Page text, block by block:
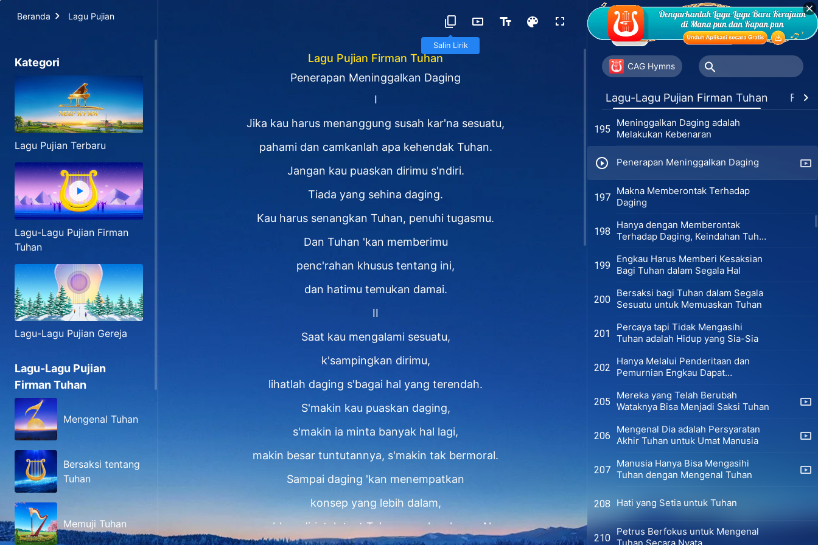
Beranda Lagu Pujian
Salin Lirik
Kategori
Lagu Pujian Terbaru
Lagu-Lagu Pujian Firman
Tuhan
Lagu-Lagu Pujian Gereja
Lagu-Lagu Pujian
Firman Tuhan
Mengenal Tuhan
Bersaksi tentang
Tuhan
Memuji Tuhan
Lagu Pujian Firman Tuhan
Penerapan Meninggalkan Daging
I
Jika kau harus menanggung susah kar'na sesuatu,
pahami dan camkanlah apa kehendak Tuhan.
Jangan kau puaskan dirimu s'ndiri.
Tiada yang sehina daging.
Kau harus senangkan Tuhan, penuhi tugasmu.
Dan Tuhan 'kan memberimu
penc'rahan khusus tentang ini,
dan hatimu temukan damai.
II
Saat kau mengalami sesuatu,
k'sampingkan dirimu,
lihatlah daging s'bagai hal yang terendah.
S'makin kau puaskan daging,
s'makin ia minta banyak hal lagi,
makin besar tuntutannya, s'makin tak bermoral.
Sampai daging 'kan menempatkan
konsep yang lebih dalam,
megahkan diri, tak taat Tuhan, ragukan karya-Nya.
CAG Hymns
Lagu-Lagu Pujian Firman Tuhan
192
Berusahalah Mengasihi Tuhan
Sebesar Apa Pun Penderitaanmu
193
Melakukan Kebenaran Butuh Harga
Nyata
194
Kebenaran Dapat Bersaksi dalam
Ujian
195
Meninggalkan Daging adalah
Melakukan Kebenaran
Penerapan Meninggalkan Daging
197
Makna Memberontak Terhadap
Daging
198
Hanya dengan Memberontak
Terhadap Daging, Keindahan Tuhan
199
Engkau Harus Memberi Kesaksian
Bagi Tuhan dalam Segala Hal
200
Bersaksi bagi Tuhan dalam Segala
Sesuatu untuk Memuaskan Tuhan
201
Percaya tapi Tidak Mengasihi
Tuhan adalah Hidup yang Sia-Sia
202
Hanya Melalui Penderitaan dan
Pemurnian Engkau Dapat
205
Mereka yang Telah Berubah
Wataknya Bisa Menjadi Saksi Tuhan
206
Mengenal Dia adalah Persyaratan
Akhir Tuhan untuk Umat Manusia
207
Manusia Hanya Bisa Mengasihi
Tuhan dengan Mengenal Tuhan
208 Hati yang Setia untuk Tuhan
210
Petrus Berfokus untuk Mengenal